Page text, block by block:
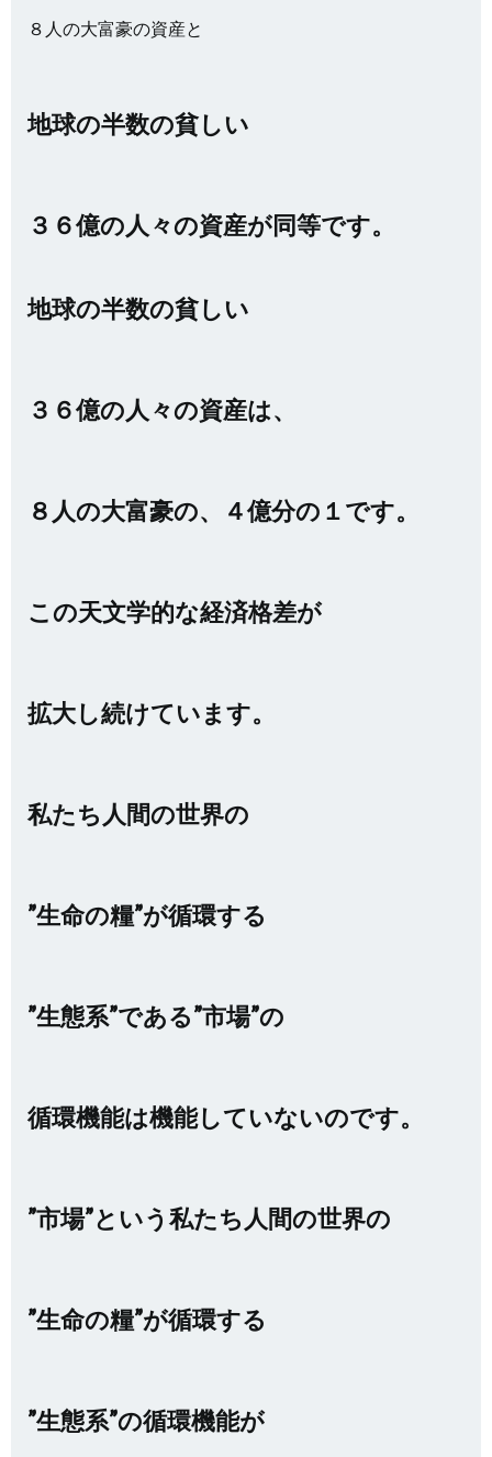
８人の大富豪の資産と
地球の半数の貧しい
３６億の人々の資産が同等です。
地球の半数の貧しい
３６億の人々の資産は、
８人の大富豪の、４億分の１です。
この天文学的な経済格差が
拡大し続けています。
私たち人間の世界の
”生命の糧”が循環する
”生態系”である”市場”の
循環機能は機能していないのです。
”市場”という私たち人間の世界の
”生命の糧”が循環する
”生態系”の循環機能が